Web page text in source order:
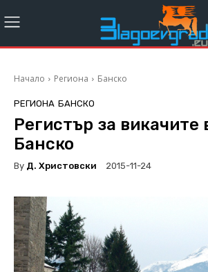
Начало Региона Банско
РЕГИОНА БАНСКО
Регистър за викачите
Банско
By Д. Христовски 2015-11-24